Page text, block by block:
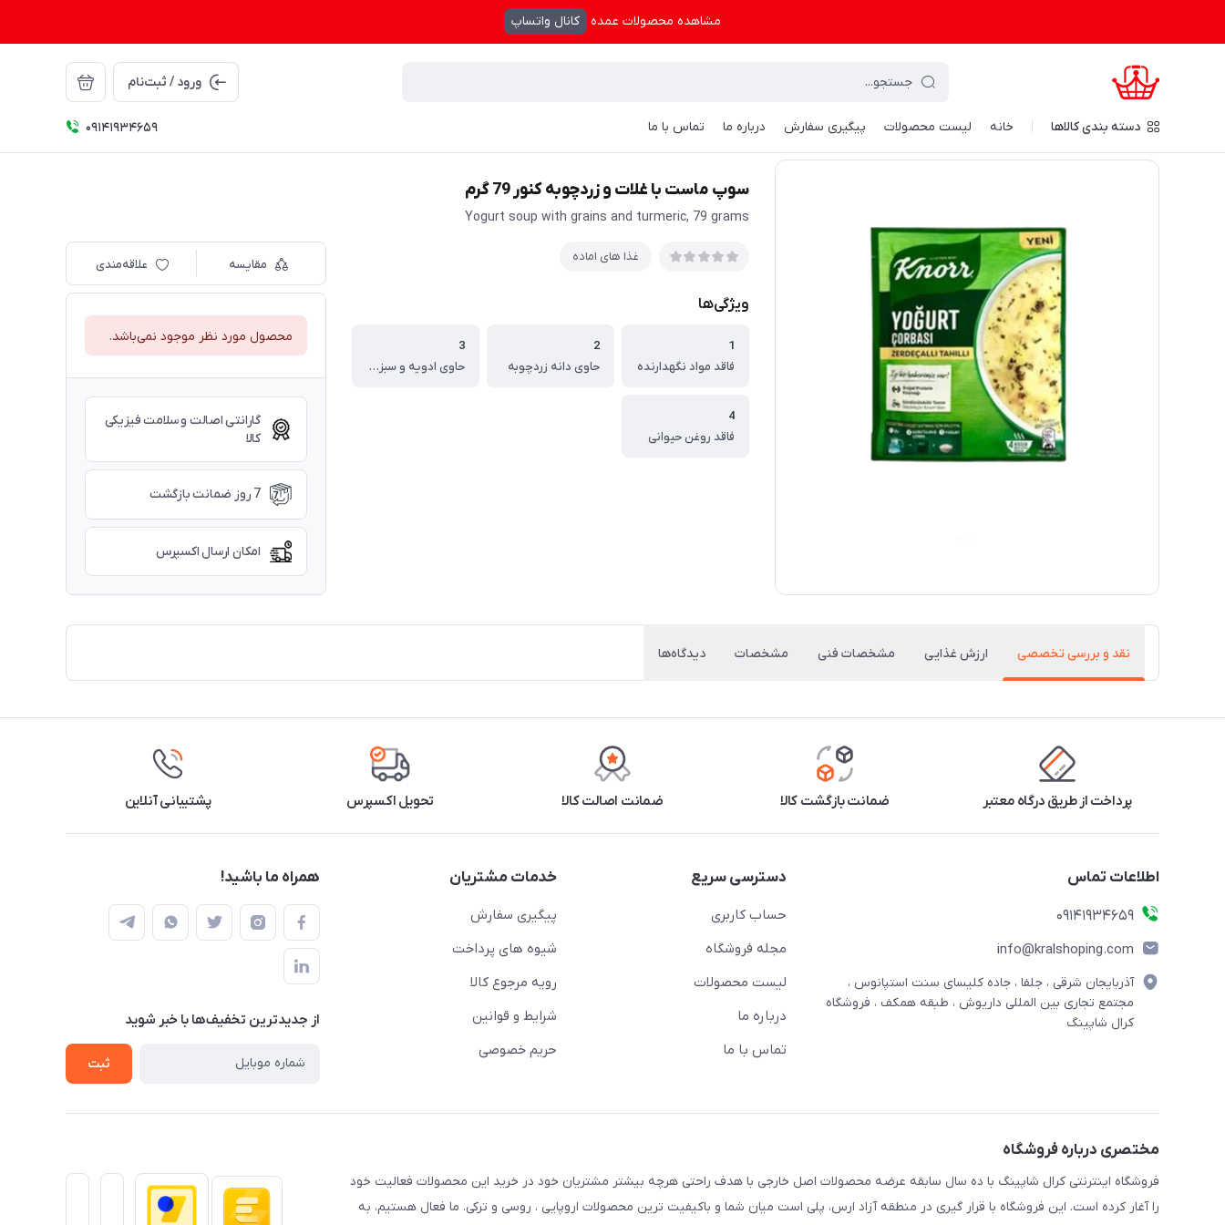
مشاهده محصولات عمده کانال واتساپ
ورود / ثبت‌نام
دسته‌ بندی کالاها خانه لیست محصولات پیگیری سفارش درباره ما تماس با ما 09141934659 کرال شاپینگ / مواد غذایی و نوشیدنی / کالای اساسی غذا های اماده سوپ ماست با غلات و زردچوبه کنور 79 گرم
سوپ ماست با غلات و زردچوبه کنور 79 گرم
Yogurt soup with grains and turmeric, 79 grams
غذا های اماده
ویژگی‌ها
1
فاقد مواد نگهدارنده
2
حاوی دانه زردچوبه
3
حاوی ادویه و سبزیجات طبیعی
4
فاقد روغن حیوانی
مقایسه علاقه‌مندی
محصول مورد نظر موجود نمی‌باشد.
گارانتی اصالت و سلامت فیزیکی
کالا
7 روز ضمانت بازگشت
امکان ارسال اکسپرس
نقد و بررسی تخصصی ارزش غذایی مشخصات فنی مشخصات دیدگاه‌ها
پرداخت از طریق درگاه معتبر ضمانت بازگشت کالا ضمانت اصالت کالا تحویل اکسپرس پشتیبانی آنلاین
اطلاعات تماس
09141934659
info@kralshoping.com
آذربایجان شرقی ، جلفا ، جاده کلیسای سنت استپانوس ،
مجتمع تجاری بین المللی داریوش ، طبقه همکف ، فروشگاه
کرال شاپینگ
دسترسی سریع
حساب کاربری
مجله فروشگاه
لیست محصولات
درباره ما
تماس با ما
خدمات مشتریان
پیگیری سفارش
شیوه های پرداخت
رویه مرجوع کالا
شرایط و قوانین
حریم خصوصی
همراه ما باشید!
از جدید‌ترین تخفیف‌ها با‌ خبر شوید
ثبت
مختصری درباره فروشگاه
فروشگاه اینترنتی کرال شاپینگ با ده سال سابقه عرضه محصولات اصل خارجی با هدف راحتی هرچه بیشتر مشتریان خود در خرید این محصولات فعالیت خود
را آغار کرده است. این فروشگاه با قرار گیری در منطقه آزاد ارس، پلی است میان شما و باکیفیت ترین محصولات اروپایی ، روسی و ترکی. ما فعال هستیم، به